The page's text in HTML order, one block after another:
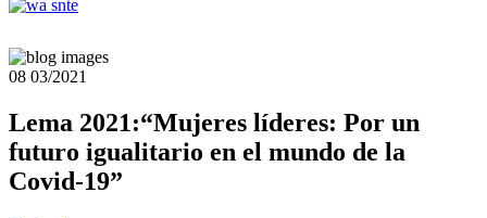
08 03/2021
Lema 2021:“Mujeres líderes: Por un
futuro igualitario en el mundo de la
Covid-19”